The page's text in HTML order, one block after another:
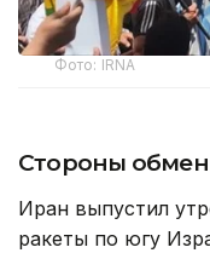
Фото: IRNA
Стороны
Иран выпустил
ракеты по югу